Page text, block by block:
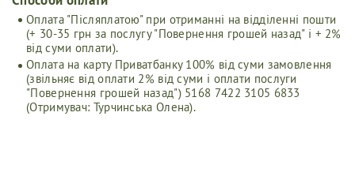
Оплата "Післяплатою" при отриманні на відділенні пошти
(+ 30-35 грн за послугу "Повернення грошей назад" і + 2%
від суми оплати).
Оплата на карту Приватбанку 100% від суми замовлення
(звільняє від оплати 2% від суми і оплати послуги
"Повернення грошей назад") 5168 7422 3105 6833
(Отримувач: Турчинська Олена).